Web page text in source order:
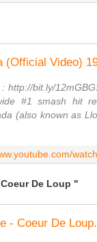
(Official Video)
http://bit.ly/
#1 smash hit
(also known as
De Loup "
- Coeur De